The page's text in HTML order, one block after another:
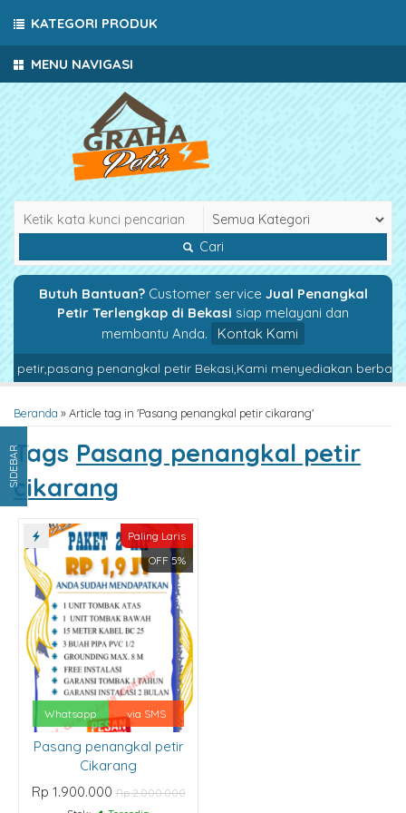
MENU NAVIGASI
Cari
Butuh Bantuan?Customer service Jual Penangkal
Petir Terlengkap di Bekasi siap melayani dan
membantu Anda.
Kontak Kami
petir,pasang penangkal petir Bekasi,Kami menyediakan
Beranda »Article tag in 'Pasang penangkal petir cikarang'
Tags Pasang penangkal petir
cikarang
Paling Laris
OFF 5%
Whatsapp via SMS
Pasang penangkal petir
Cikarang
Rp 1.900.000Rp 2.000.000
KATEGORI PRODUK
SIDEBAR